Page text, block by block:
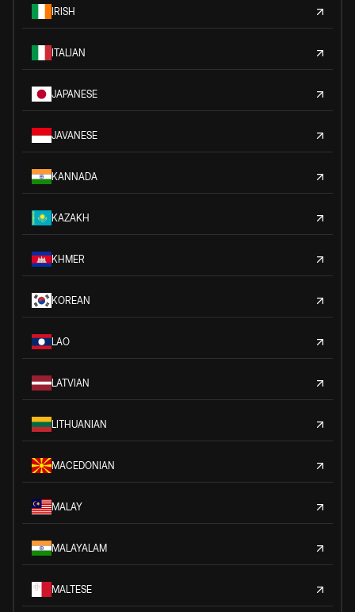
IRISH
ITALIAN
JAPANESE
JAVANESE
KANNADA
KAZAKH
KHMER
KOREAN
LAO
LATVIAN
LITHUANIAN
MACEDONIAN
MALAY
MALAYALAM
MALTESE